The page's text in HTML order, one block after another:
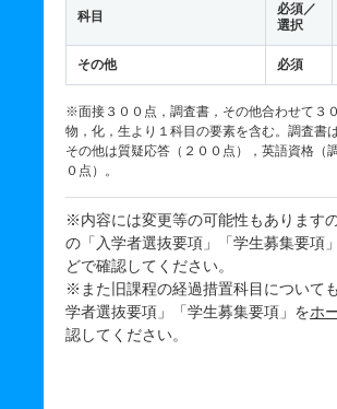
科目
必須／
選択
その他 必須
※面接３００点，調査書，その他合わせて３
物，化，生より１科目の要素を含む。調査書
その他は質疑応答（２００点），英語資格（
０点）。
※内容には変更等の可能性もあります
の「入学者選抜要項」「学生募集要項
どで確認してください。
※また旧課程の経過措置科目について
学者選抜要項」「学生募集要項」をホ
認してください。